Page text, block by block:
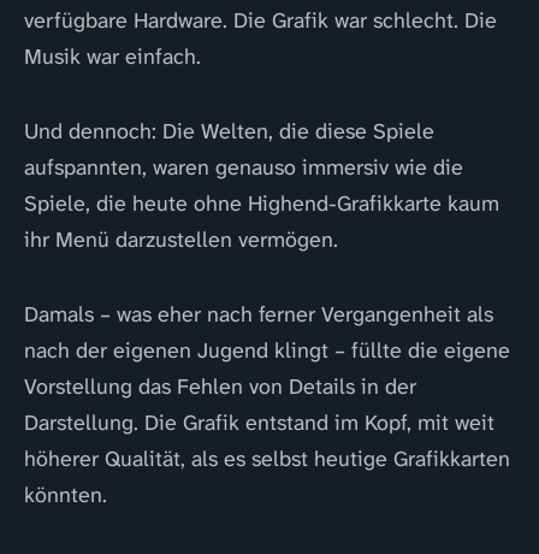
verfügbare Hardware. Die Grafik war schlecht. Die
Musik war einfach.
Und dennoch: Die Welten, die diese Spiele
aufspannten, waren genauso immersiv wie die
Spiele, die heute ohne Highend-Grafikkarte kaum
ihr Menü darzustellen vermögen.
Damals – was eher nach ferner Vergangenheit als
nach der eigenen Jugend klingt – füllte die eigene
Vorstellung das Fehlen von Details in der
Darstellung. Die Grafik entstand im Kopf, mit weit
höherer Qualität, als es selbst heutige Grafikkarten
könnten.